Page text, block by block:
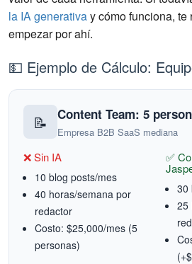
la IA generativay cómo funciona, te
empezar por ahí.
💵 Ejemplo de Cálculo:
📝 Content Team: 5
Empresa B2B SaaS mediana
❌ Sin IA
10 blog posts/mes
40 horas/semana por
redactor
Costo: $25,000/mes (5
personas)
✅
30
25